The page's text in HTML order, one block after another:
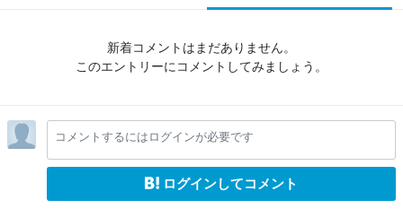
新着コメントはまだありません。
このエントリーにコメントしてみましょう。
コメントするにはログインが必要です
ログインしてコメント